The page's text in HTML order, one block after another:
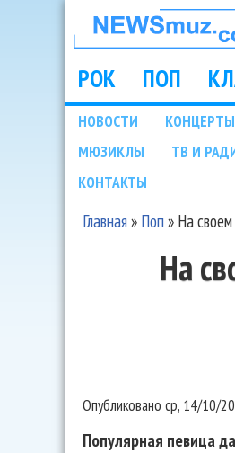
НОВОСТИ
МУЗЫКИ И
ШОУ
Main
РОК ПОП
НОВОСТИ КОНЦЕРТЫ
МЮЗИКЛЫ
ТВ И
КОНТАКТЫ
Главная» Поп» На
На
Опубликовано ср, 14/10/
Популярная певица